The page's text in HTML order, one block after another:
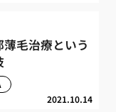
薄毛治療という
2021.10.14